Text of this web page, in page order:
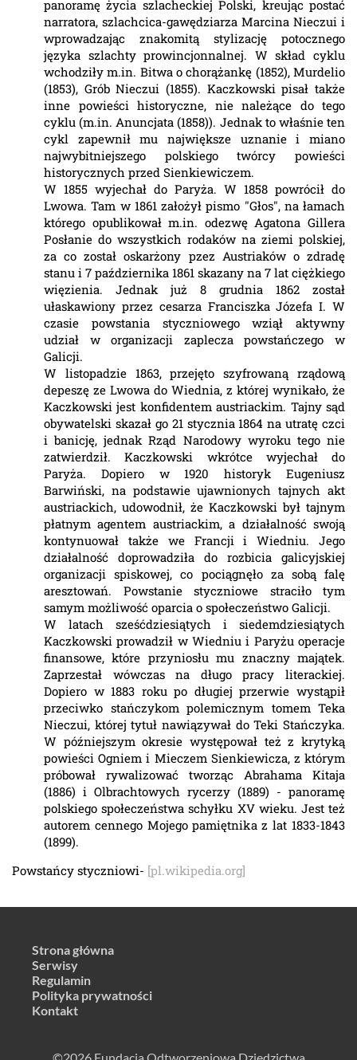
panoramę życia szlacheckiej Polski, kreując postać
narratora, szlachcica-gawędziarza Marcina Nieczui i
wprowadzając znakomitą stylizację potocznego
języka szlachty prowincjonnalnej. W skład cyklu
wchodziły m.in. Bitwa o chorążankę (1852), Murdelio
(1853), Grób Nieczui (1855). Kaczkowski pisał także
inne powieści historyczne, nie należące do tego
cyklu (m.in. Anuncjata (1858)). Jednak to właśnie ten
cykl zapewnił mu największe uznanie i miano
najwybitniejszego polskiego twórcy powieści
historycznych przed Sienkiewiczem.
W 1855 wyjechał do Paryża. W 1858 powrócił do
Lwowa. Tam w 1861 założył pismo "Głos", na łamach
którego opublikował m.in. odezwę Agatona Gillera
Posłanie do wszystkich rodaków na ziemi polskiej,
za co został oskarżony pzez Austriaków o zdradę
stanu i 7 października 1861 skazany na 7 lat ciężkiego
więzienia. Jednak już 8 grudnia 1862 został
ułaskawiony przez cesarza Franciszka Józefa I. W
czasie powstania styczniowego wziął aktywny
udział w organizacji zaplecza powstańczego w
Galicji.
W listopadzie 1863, przejęto szyfrowaną rządową
depeszę ze Lwowa do Wiednia, z której wynikało, że
Kaczkowski jest konfidentem austriackim. Tajny sąd
obywatelski skazał go 21 stycznia 1864 na utratę czci
i banicję, jednak Rząd Narodowy wyroku tego nie
zatwierdził. Kaczkowski wkrótce wyjechał do
Paryża. Dopiero w 1920 historyk Eugeniusz
Barwiński, na podstawie ujawnionych tajnych akt
austriackich, udowodnił, że Kaczkowski był tajnym
płatnym agentem austriackim, a działalność swoją
kontynuował także we Francji i Wiedniu. Jego
działalność doprowadziła do rozbicia galicyjskiej
organizacji spiskowej, co pociągnęło za sobą falę
aresztowań. Powstanie styczniowe straciło tym
samym możliwość oparcia o społeczeństwo Galicji.
W latach sześćdziesiątych i siedemdziesiątych
Kaczkowski prowadził w Wiedniu i Paryżu operacje
finansowe, które przyniosłu mu znaczny majątek.
Zaprzestał wówczas na długo pracy literackiej.
Dopiero w 1883 roku po długiej przerwie wystąpił
przeciwko stańczykom polemicznym tomem Teka
Nieczui, której tytuł nawiązywał do Teki Stańczyka.
W późniejszym okresie występował też z krytyką
powieści Ogniem i Mieczem Sienkiewicza, z którym
próbował rywalizować tworząc Abrahama Kitaja
(1886) i Olbrachtowych rycerzy (1889) - panoramę
polskiego społeczeństwa schyłku XV wieku. Jest też
autorem cennego Mojego pamiętnika z lat 1833-1843
(1899).
Powstańcy styczniowi- [pl.wikipedia.org]
Strona główna
Serwisy
Regulamin
Polityka prywatności
Kontakt
©2026 Fundacja Odtworzeniowa Dziedzictwa